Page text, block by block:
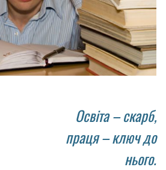
Освіта – скарб,
праця – ключ до
нього.